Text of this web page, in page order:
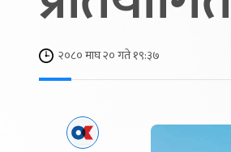
२०८० माघ २० गते १९:३७